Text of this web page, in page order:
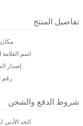
تفاصيل المنتج
مكان
اسم العلامة
إصدار
رقم
شروط الدفع والشحن
الحد الأدنى